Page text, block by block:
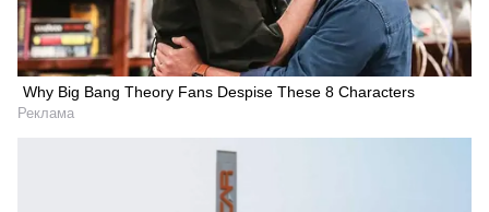
Why Big Bang Theory Fans Despise These 8 Characters
Реклама